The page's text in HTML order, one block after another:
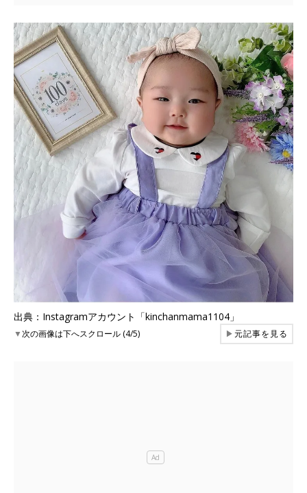
出典：Instagramアカウント「kinchanmama1104」
▼次の画像は下へスクロール (4/5) ▶元記事を見る